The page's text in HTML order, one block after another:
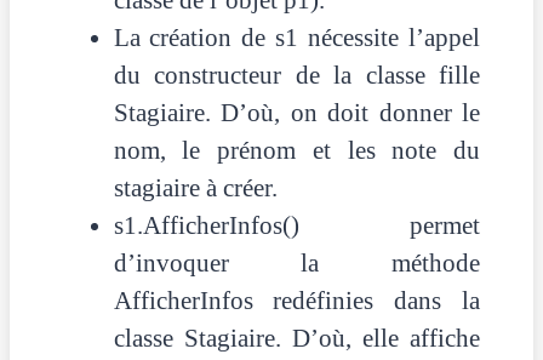
La création de s1 nécessite l’appel
du constructeur de la classe fille
Stagiaire. D’où, on doit donner le
nom, le prénom et les note du
stagiaire à créer.
s1.AfficherInfos() permet
d’invoquer la méthode
AfficherInfos redéfinies dans la
classe Stagiaire. D’où, elle affiche